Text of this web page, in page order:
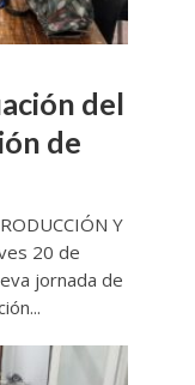
del
de
Y
20 de
jornada de